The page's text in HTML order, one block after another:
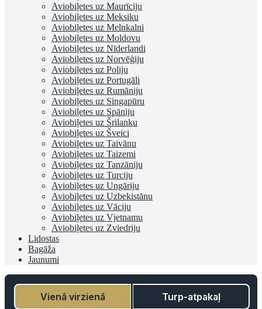
Aviobiļetes uz Maurīciju
Aviobiļetes uz Meksiku
Aviobiļetes uz Melnkalni
Aviobiļetes uz Moldovu
Aviobiļetes uz Nīderlandi
Aviobiļetes uz Norvēģiju
Aviobiļetes uz Poliju
Aviobiļetes uz Portugāli
Aviobiļetes uz Rumāniju
Aviobiļetes uz Singapūru
Aviobiļetes uz Spāniju
Aviobiļetes uz Šrilanku
Aviobiļetes uz Šveici
Aviobiļetes uz Taivānu
Aviobiļetes uz Taizemi
Aviobiļetes uz Tanzāniju
Aviobiļetes uz Turciju
Aviobiļetes uz Ungāriju
Aviobiļetes uz Uzbekistānu
Aviobiļetes uz Vāciju
Aviobiļetes uz Vjetnamu
Aviobiļetes uz Zviedriju
Lidostas
Bagāža
Jaunumi
Vienā virzienā Turp-atpakaļ